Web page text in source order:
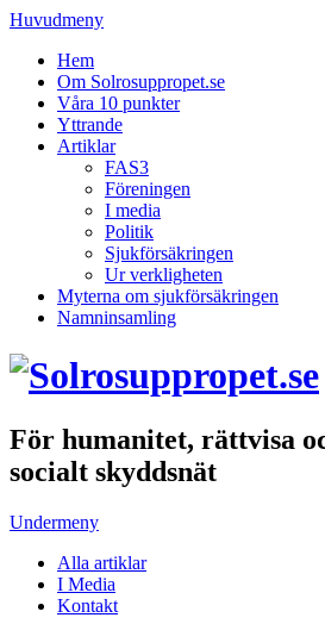
Huvudmeny
Hem
Om Solrosuppropet.se
Våra 10 punkter
Yttrande
Artiklar
FAS3
Föreningen
I media
Politik
Sjukförsäkringen
Ur verkligheten
Myterna om sjukförsäkringen
Namninsamling
För humanitet, rättvisa
socialt skyddsnät
Undermeny
Alla artiklar
I Media
Kontakt